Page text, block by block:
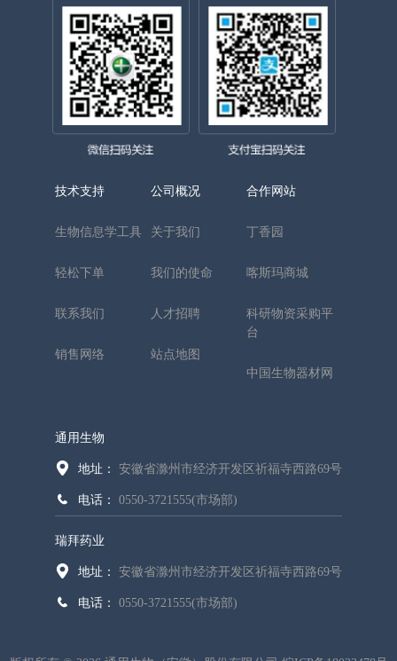
技术支持
生物信息学工具
轻松下单
联系我们
销售网络
公司概况
关于我们
我们的使命
人才招聘
站点地图
合作网站
丁香园
喀斯玛商城
科研物资采购平
台
中国生物器材网
通用生物
地址： 安徽省滁州市经济开发区祈福寺西路69号
电话： 0550-3721555(市场部)
瑞拜药业
地址： 安徽省滁州市经济开发区祈福寺西路69号
电话： 0550-3721555(市场部)